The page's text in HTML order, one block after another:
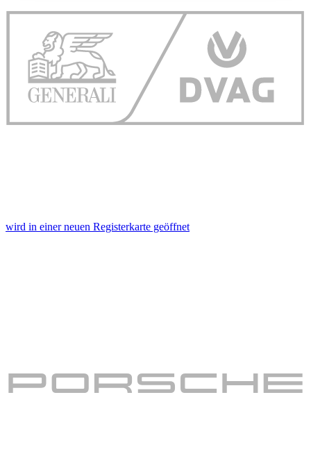
Wir verwenden Cookies, um Inhalte und Anzeigen zu
personalisieren, Funktionen für soziale Medien anbieten
zu können und die Zugriffe auf unsere Website zu
analysieren. Außerdem geben wir Informationen zu Ihrer
Verwendung unserer Website an unsere Partner für
soziale Medien, Werbung und Analysen weiter. Unsere
Partner führen diese Informationen möglicherweise mit
wird in einer neuen Registerkarte geöffnet